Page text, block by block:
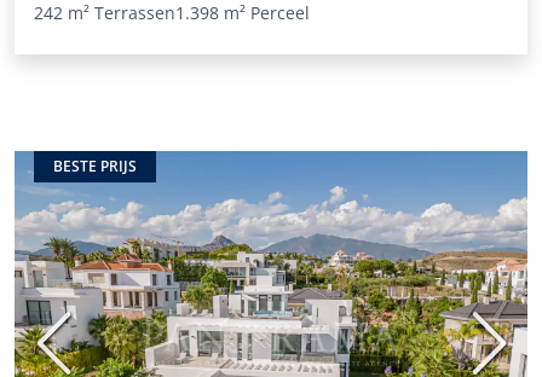
242 m² Terrassen1.398 m² Perceel
BESTE PRIJS
Vorige